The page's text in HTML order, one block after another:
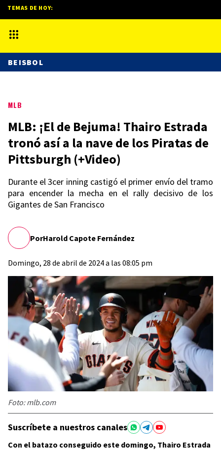
MLB
MLB: ¡El de Bejuma! Thairo Estrada
tronó así a la nave de los Piratas de
Pittsburgh (+Video)
Durante el 3cer inning castigó el primer envío del tramo
para encender la mecha en el rally decisivo de los
Gigantes de San Francisco
PorHarold Capote Fernández
Domingo, 28 de abril de 2024 a las 08:05 pm
Foto: mlb.com
Suscríbete a nuestros canales
Con el batazo conseguido este domingo, Thairo Estrada
TEMAS DE HOY:
BEISBOL